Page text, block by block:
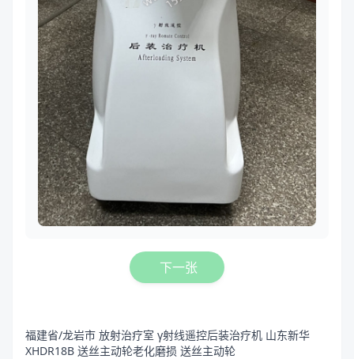
下一张
福建省/龙岩市 放射治疗室 γ射线遥控后装治疗机 山东新华
XHDR18B 送丝主动轮老化磨损 送丝主动轮